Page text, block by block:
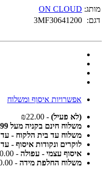
מותג: ON CLOUD
דגם: 3MF30641200
אפשרויות איסוף ומשלוח
(לא פעיל) - ₪22.00
משלוח חינם בקניה מעל 399 ש"ח
משלוח עד בית הלקוח - עד 7 ימי עסקים
לוקרים ונקודות איסוף - עד 10 ימי עסקים
איסוף עצמי - עפולה - ₪0.00
משלוח החלפת מידה - ₪60.00